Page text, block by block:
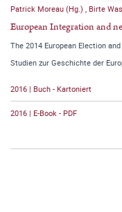
Patrick Moreau (Hg.) Birte
European Integration and
The 2014 European Election
Studien zur Geschichte der
2016 | Buch - Kartoniert
2016 | E-Book - PDF